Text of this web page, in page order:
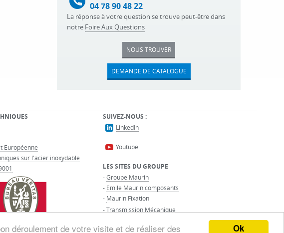
Ok
déroulement de votre visite et de réaliser des
04 78 90 48 22
La réponse à votre question se trouve peut-être dans
notre Foire Aux Questions
NOUS TROUVER
DEMANDE DE CATALOGUE
Européenne
sur l'acier inoxydable
SUIVEZ-NOUS :
LinkedIn
Youtube
LES SITES DU GROUPE
-Groupe Maurin
- Emile Maurin composants
- Maurin Fixation
-Transmission Mécanique